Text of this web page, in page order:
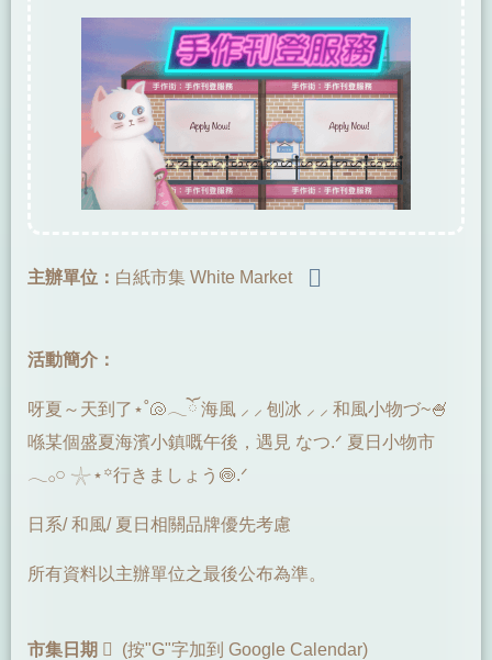
主辦單位： 白紙市集 White Market
活動簡介：
呀夏～天到了⋆˚🐚𓂃ོ 海風 ⸝ ⸝ 刨冰 ⸝ ⸝ 和風小物づ~🍧
喺某個盛夏海濱小鎮嘅午後，遇見 なつ.ᐟ 夏日小物市
𓂃𓂂𓏸 𓇼⋆꙳行きましょう🍥.ᐟ
日系/ 和風/ 夏日相關品牌優先考慮
所有資料以主辦單位之最後公布為準。
市集日期 (按"G"字加到 Google Calendar)